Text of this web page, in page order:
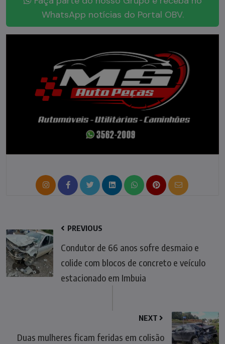
WhatsApp notícias do Portal OBV.
PREVIOUS
Condutor de 66 anos sofre desmaio e
colide com blocos de concreto e veículo
estacionado em Imbuia
NEXT
Duas mulheres ficam feridas em colisão